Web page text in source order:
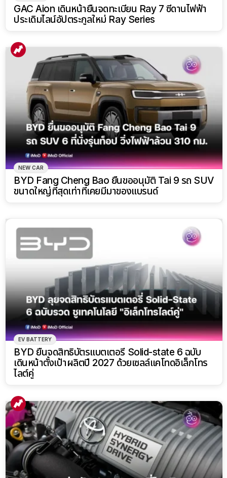
GAC Aion เดินหน้ายื่นจดทะเบียน Ray 7 ซีดานไฟฟ้า
ประเดิมไลน์อัปตระกูลใหม่ Ray Series
NEW CAR
BYD Fang Cheng Bao ยื่นขออนุมัติ Tai 9 รถ SUV
ขนาดใหญ่ที่สุดเท่าที่เคยมีมาของแบรนด์
EV BATTERY
BYD ยื่นจดสิทธิบัตรแบตเตอรี่ Solid-state 6 ฉบับ
เดินหน้าตั้งเป้าผลิตปี 2027 ด้วยเซลล์แคโทดอิเล็กโทร
ไลต์คู่